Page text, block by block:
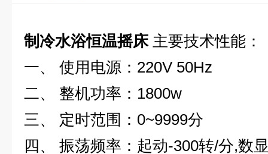
制冷水浴恒温摇床主要技术性能：
一、 使用电源：220V 50Hz
二、 整机功率：1800w
三、 定时范围：0~9999分
四、 振荡频率：起动-300转/分,数